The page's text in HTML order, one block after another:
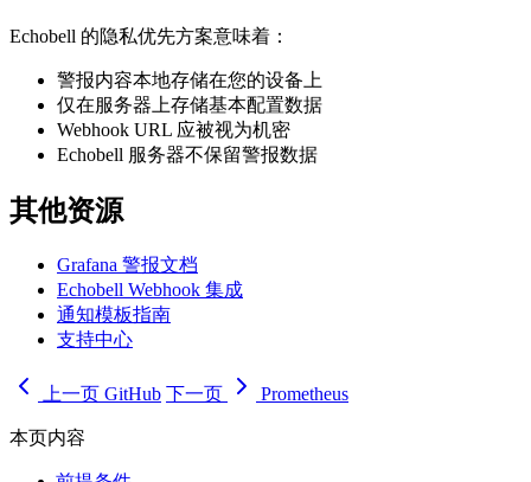
Echobell 的隐私优先方案意味着：
警报内容本地存储在您的设备上
仅在服务器上存储基本配置数据
Webhook URL 应被视为机密
Echobell 服务器不保留警报数据
其他资源
Grafana 警报文档
Echobell Webhook 集成
通知模板指南
支持中心
上一页 GitHub 下一页 Prometheus
本页内容